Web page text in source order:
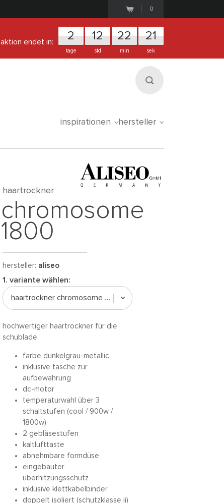
0
aktion endet in: 2
tage
12
std
22
min
20
sek
inspirationen hersteller
haartrockner
chromosome
1800
hersteller: aliseo
1. variante wählen:
haartrockner chromosome 1800
hochwertiger haartrockner für die
schublade.
farbe dunkelgrau-metallic
inklusive tasche zur
aufbewahrung
dc-motor
temperaturwahl über 3
schaltstufen (cool / 900w /
1800w)
2 gebläsestufen
kaltlufttaste
abnehmbare formdüse
eingebauter
überhitzungsschutz
inklusive klettkabelbinder
doppelt isoliert (schutzklasse ii)